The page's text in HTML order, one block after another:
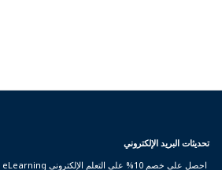
تحديثات البريد الإلكتروني